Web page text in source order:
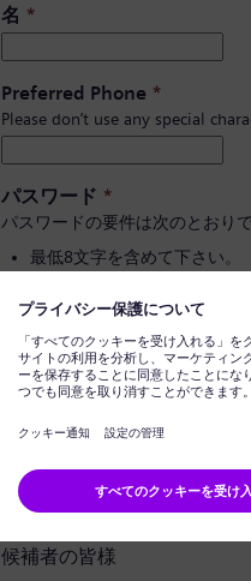
名 *
Preferred Phone *
Please don’t use any special
パスワード *
パスワードの要件は次のとおりで
最低8文字を含めて下さい。
個人情報を含めないで下さい
一般的に使用される言葉を
パスワードの確定*
データプライバシー通知
候補者の皆様